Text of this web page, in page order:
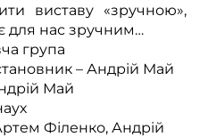
виставу «зручною»,
для нас зручним…
група
– Андрій Май
Май
Філенко, Андрій